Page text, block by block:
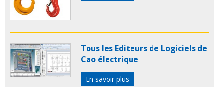
Tous les Editeurs de Logiciels de
Cao électrique
En savoir plus